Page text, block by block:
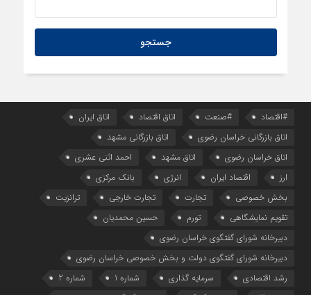
#اقتصاد #صنعت اتاق اقتصاد
اتاق ایران
اتاق بازرگانی خراسان رضوی
اتاق بازرگانی مشهد
اتاق خراسان رضوی
اتاق مشهد
احمد اثنی عشری
ارز
اقتصاد ایران انرژی
بانک مرکزی
بخش خصوصی
تجارت تجارت خارجی
ترانزیت
تقویم نمایشگاهی
تورم
حسین محمدیان
دبیرخانه شورای گفتگوی خراسان رضوی
دبیرخانه شورای گفتگوی دولت و بخش خصوصی خراسان رضوی
رشد اقتصادی
سرمایه گذاری شماره 1
شماره 2